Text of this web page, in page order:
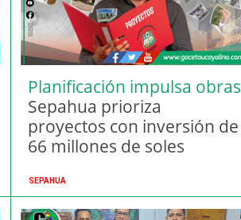
Planificación impulsa obras
sostenibles
Sepahua prioriza
proyectos con inversión de
66 millones de soles
SEPAHUA